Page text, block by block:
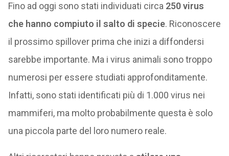
Fino ad oggi sono stati individuati circa 250 virus
che hanno compiuto il salto di specie. Riconoscere
il prossimo spillover prima che inizi a diffondersi
sarebbe importante. Ma i virus animali sono troppo
numerosi per essere studiati approfonditamente.
Infatti, sono stati identificati più di 1.000 virus nei
mammiferi, ma molto probabilmente questa è solo
una piccola parte del loro numero reale.